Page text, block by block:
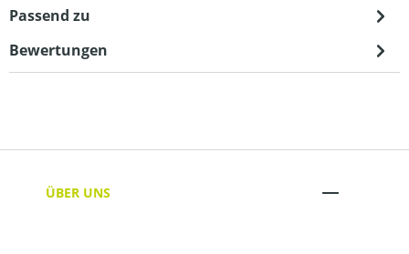
Passend zu
Bewertungen
ÜBER UNS